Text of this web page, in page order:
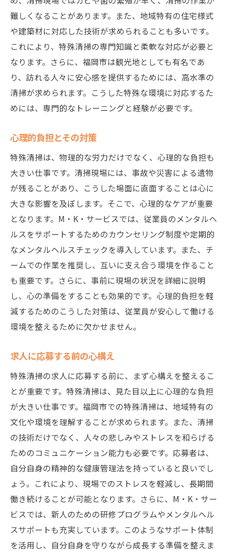
難しくなることがあります。また、地域特有の住宅様式
や建築材に対応した技術が求められることも多いです。
これにより、特殊清掃の専門知識と柔軟な対応が必要と
なります。さらに、福岡市は観光地としても有名であ
り、訪れる人々に安心感を提供するためには、高水準の
清掃が求められます。こうした特殊な環境に対応するた
めには、専門的なトレーニングと経験が必要です。
心理的負担とその対策
特殊清掃は、物理的な労力だけでなく、心理的な負担も
大きい仕事です。清掃現場には、事故や災害による遺物
が残ることがあり、こうした場面に直面することは心に
大きな影響を及ぼします。そこで、心理的なケアが重要
となります。M・K・サービスでは、従業員のメンタルヘ
ルスをサポートするためのカウンセリング制度や定期的
なメンタルヘルスチェックを導入しています。また、チ
ームでの作業を推奨し、互いに支え合う環境を作ること
も重要です。さらに、事前に現場の状況を詳細に説明
し、心の準備をすることも効果的です。心理的負担を軽
減するためのこうした対策は、従業員が安心して働ける
環境を整えるために欠かせません。
求人に応募する前の心構え
特殊清掃の求人に応募する前に、まず心構えを整えるこ
とが重要です。特殊清掃は、見た目以上に心理的な負担
が大きい仕事です。福岡市での特殊清掃は、地域特有の
文化や環境を理解することが求められます。また、清掃
の技術だけでなく、人々の悲しみやストレスを和らげる
ためのコミュニケーション能力も必要です。応募者は、
自分自身の精神的な健康管理法を持っていると良いでし
ょう。これにより、現場でのストレスを軽減し、長期間
働き続けることが可能となります。さらに、M・K・サー
ビスでは、新人のための研修プログラムやメンタルヘル
スサポートも充実しています。このようなサポート体制
を活用し、自分自身を守りながら成長する準備を整えま